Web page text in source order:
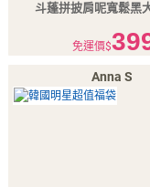
斗蓬拼披肩呢寬鬆黑
免運價$
Anna S